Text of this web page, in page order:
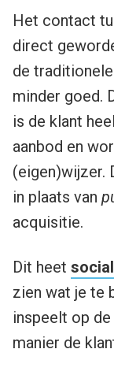
Het contact
direct
de
minder goed.
is de klant
aanbod en
(eigen)wijzer.
in plaats van
acquisitie.
Dit heet
zien wat je te
inspeelt op
manier de